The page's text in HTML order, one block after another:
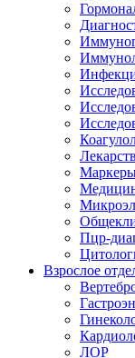
Маркеры
Пцр-
Взрослое
ЛОР